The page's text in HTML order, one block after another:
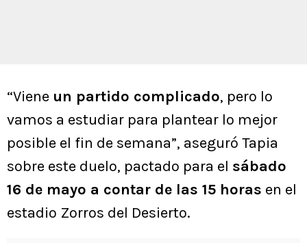
“Viene un partido complicado, pero lo
vamos a estudiar para plantear lo mejor
posible el fin de semana”, aseguró Tapia
sobre este duelo, pactado para el sábado
16 de mayo a contar de las 15 horas en el
estadio Zorros del Desierto.